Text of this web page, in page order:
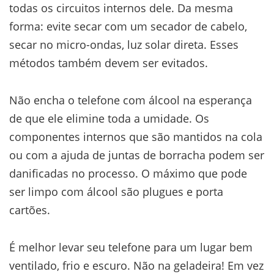
todas os circuitos internos dele. Da mesma
forma: evite secar com um secador de cabelo,
secar no micro-ondas, luz solar direta. Esses
métodos também devem ser evitados.
Não encha o telefone com álcool na esperança
de que ele elimine toda a umidade. Os
componentes internos que são mantidos na cola
ou com a ajuda de juntas de borracha podem ser
danificadas no processo. O máximo que pode
ser limpo com álcool são plugues e porta
cartões.
É melhor levar seu telefone para um lugar bem
ventilado, frio e escuro. Não na geladeira! Em vez